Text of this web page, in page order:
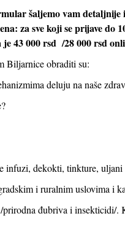
šaljemo vam
za sve koji se prijave do
43 000 rsd /28 000 rsd
Biljarnice obraditi su:
deluju na naše
infuzi, dekokti, tinkture, uljani
i ruralnim uslovima i
đubriva i insekticidi/.